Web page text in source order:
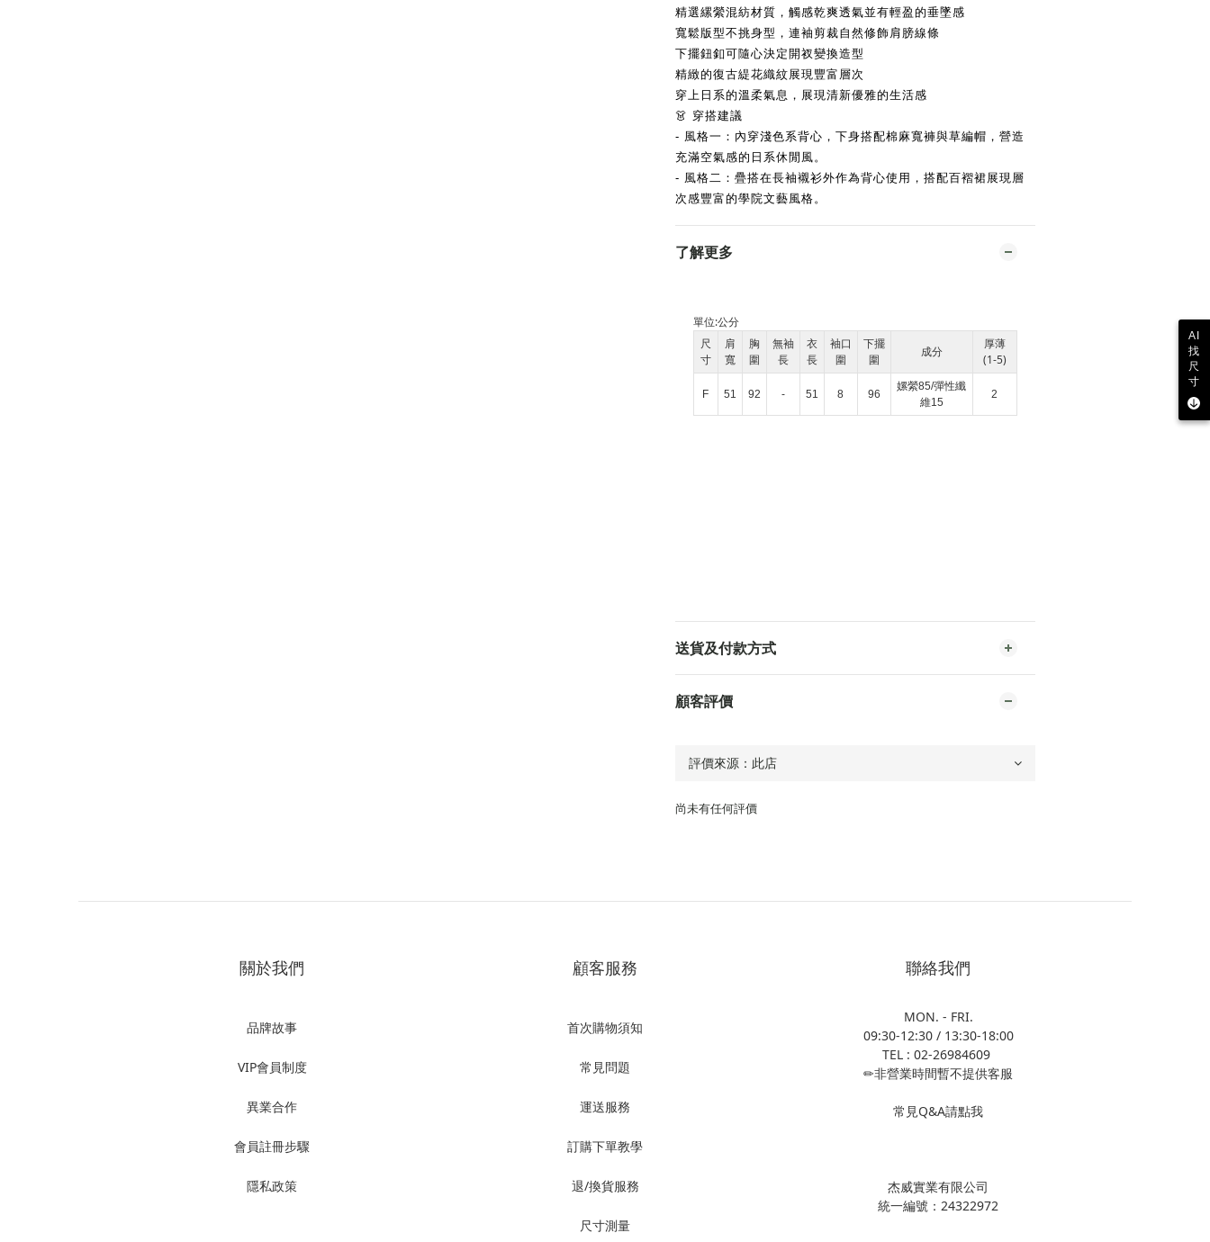
精選縲縈混紡材質，觸感乾爽透氣並有輕盈的垂墜感
寬鬆版型不挑身型，連袖剪裁自然修飾肩膀線條
下擺鈕釦可隨心決定開衩變換造型
精緻的復古緹花織紋展現豐富層次
穿上日系的溫柔氣息，展現清新優雅的生活感
👗 穿搭建議
- 風格一：內穿淺色系背心，下身搭配棉麻寬褲與草編帽，營造
充滿空氣感的日系休閒風。
- 風格二：疊搭在長袖襯衫外作為背心使用，搭配百褶裙展現層
次感豐富的學院文藝風格。
了解更多
單位:公分
尺
寸
肩
寬
胸
圍
無袖
長
衣
長
袖口
圍
下擺
圍
成分
厚薄
(1-5)
F 51 92 - 51 8 96
嫘縈85/彈性纖
維15
2
送貨及付款方式
顧客評價
尚未有任何評價
關於我們
品牌故事
VIP會員制度
異業合作
會員註冊步驟
隱私政策
顧客服務
首次購物須知
常見問題
運送服務
訂購下單教學
退/換貨服務
尺寸測量
聯絡我們
MON. - FRI.
09:30-12:30 / 13:30-18:00
TEL : 02-26984609
✏非營業時間暫不提供客服
常見Q&A請點我
杰威實業有限公司
統一編號：24322972
AI
找
尺
寸